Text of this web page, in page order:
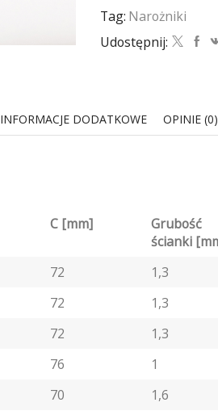
19mm
-
1000szt
Tag: Narożniki
Udostępnij:
INFORMACJE DODATKOWE OPINIE (0)
C [mm]
Grubość
ścianki
72
1,3
72
1,3
72
1,3
76
1
70
1,6